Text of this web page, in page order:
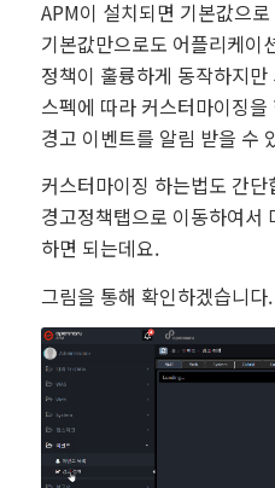
APM이 설치되면 기본값으
기본값만으로도 어플리케이
정책이 훌륭하게 동작하지
스펙에 따라 커스터마이징
경고 이벤트를 알림 받을 수
커스터마이징 하는법도 간
경고정책탭으로 이동하여서
하면 되는데요.
그림을 통해 확인하겠습니다.